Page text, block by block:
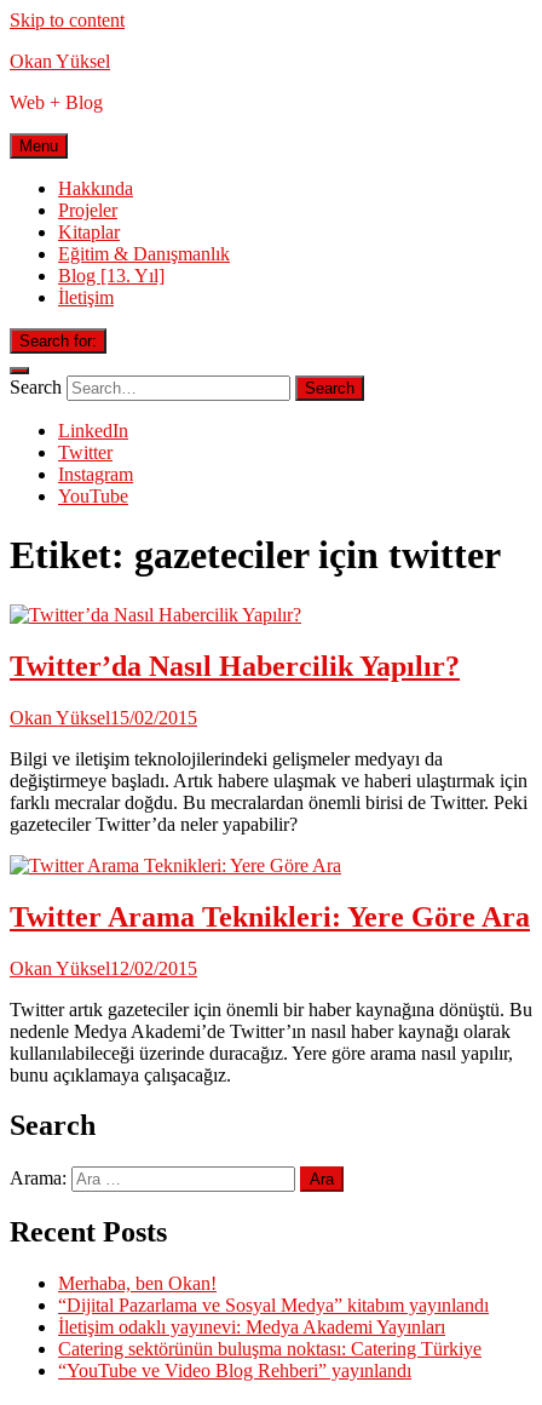
Skip to content
Okan Yüksel
Web + Blog
Menu
Hakkında
Projeler
Kitaplar
Eğitim & Danışmanlık
Blog [13. Yıl]
İletişim
Search for:
Search
LinkedIn
Twitter
Instagram
YouTube
Etiket: gazeteciler için twitter
Twitter’da Nasıl Habercilik Yapılır?
Okan Yüksel15/02/2015
Bilgi ve iletişim teknolojilerindeki gelişmeler medyayı da
değiştirmeye başladı. Artık habere ulaşmak ve haberi ulaştırmak için
farklı mecralar doğdu. Bu mecralardan önemli birisi de Twitter. Peki
gazeteciler Twitter’da neler yapabilir?
Twitter Arama Teknikleri: Yere Göre Ara
Okan Yüksel12/02/2015
Twitter artık gazeteciler için önemli bir haber kaynağına dönüştü. Bu
nedenle Medya Akademi’de Twitter’ın nasıl haber kaynağı olarak
kullanılabileceği üzerinde duracağız. Yere göre arama nasıl yapılır,
bunu açıklamaya çalışacağız.
Search
Arama:
Recent Posts
Merhaba, ben Okan!
“Dijital Pazarlama ve Sosyal Medya” kitabım yayınlandı
İletişim odaklı yayınevi: Medya Akademi Yayınları
Catering sektörünün buluşma noktası: Catering Türkiye
“YouTube ve Video Blog Rehberi” yayınlandı